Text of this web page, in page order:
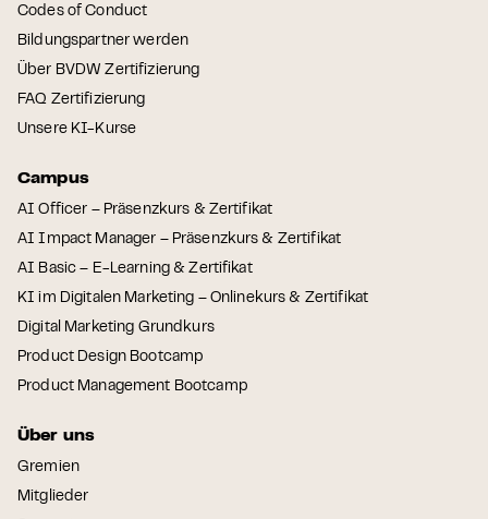
Codes of Conduct
Bildungspartner werden
Über BVDW Zertifizierung
FAQ Zertifizierung
Unsere KI-Kurse
Campus
AI Officer – Präsenzkurs & Zertifikat
AI Impact Manager – Präsenzkurs & Zertifikat
AI Basic – E-Learning & Zertifikat
KI im Digitalen Marketing – Onlinekurs & Zertifikat
Digital Marketing Grundkurs
Product Design Bootcamp
Product Management Bootcamp
Über uns
Gremien
Mitglieder